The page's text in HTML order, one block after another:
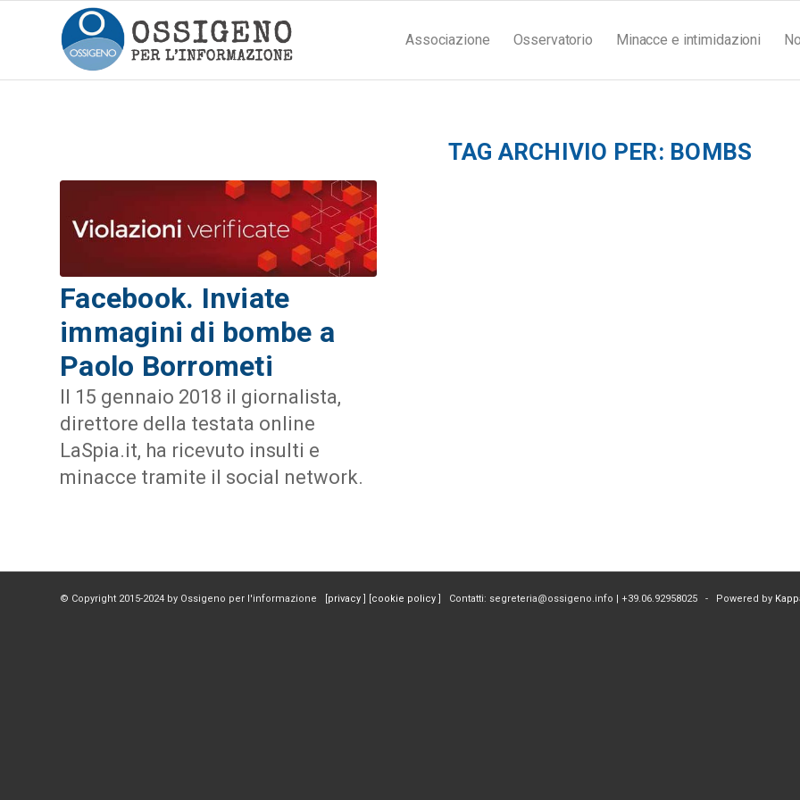
Associazione Osservatorio Minacce e intimidazioni
TAG ARCHIVIO PER: BOMBS
Facebook. Inviate
immagini di bombe a
Paolo Borrometi
Il 15 gennaio 2018 il giornalista,
direttore della testata online
LaSpia.it, ha ricevuto insulti e
minacce tramite il social network.
© Copyright 2015-2024 by Ossigeno per l'informazione [privacy ] [cookie policy ] Contatti: segreteria@ossigeno.info | +39.06.92958025 - Powered by